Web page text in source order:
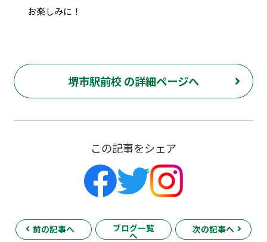
お楽しみに！
堺市駅前校 の詳細ページへ
この記事をシェア
前の記事へ ブログ一覧
へ
次の記事へ